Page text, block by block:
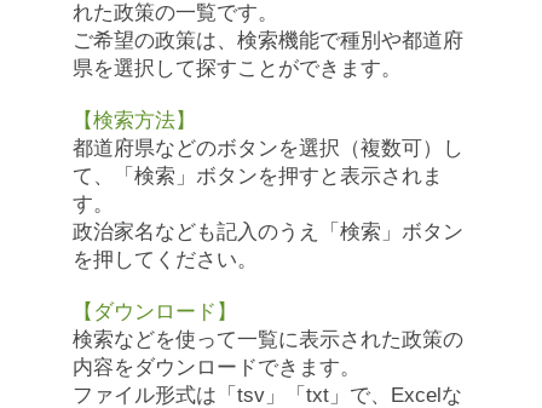
れた政策の一覧です。
ご希望の政策は、検索機能で種別や都道府
県を選択して探すことができます。
【検索方法】
都道府県などのボタンを選択（複数可）し
て、「検索」ボタンを押すと表示されま
す。
政治家名なども記入のうえ「検索」ボタン
を押してください。
【ダウンロード】
検索などを使って一覧に表示された政策の
内容をダウンロードできます。
ファイル形式は「tsv」「txt」で、Excelな